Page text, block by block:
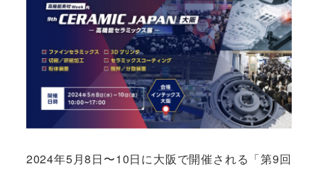
2024年5月8日〜10日に大阪で開催される「第9回